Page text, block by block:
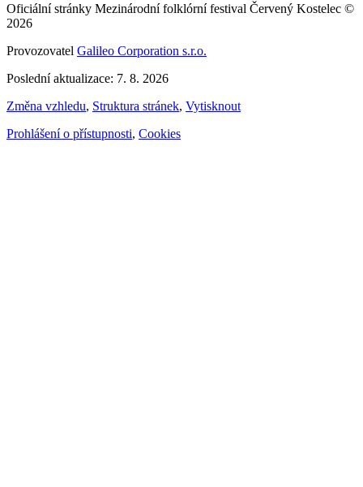
Oficiální stránky Mezinárodní folklórní festival Červený Kostelec ©
2026
Provozovatel Galileo Corporation s.r.o.
Poslední aktualizace: 7. 8. 2026
Změna vzhledu, Struktura stránek, Vytisknout
Prohlášení o přístupnosti, Cookies